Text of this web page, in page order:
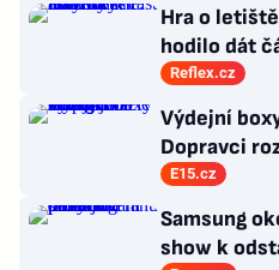
Hra o
hodilo dát
burzu?
Reflex.cz
Výdejní
Dopravci
umělé
E15.cz
Samsung
show k